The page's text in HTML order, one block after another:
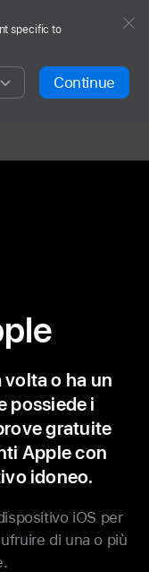
specific to
Continue
o ha un
possiede i
gratuite
Apple con
idoneo.
iOS per
di una o più